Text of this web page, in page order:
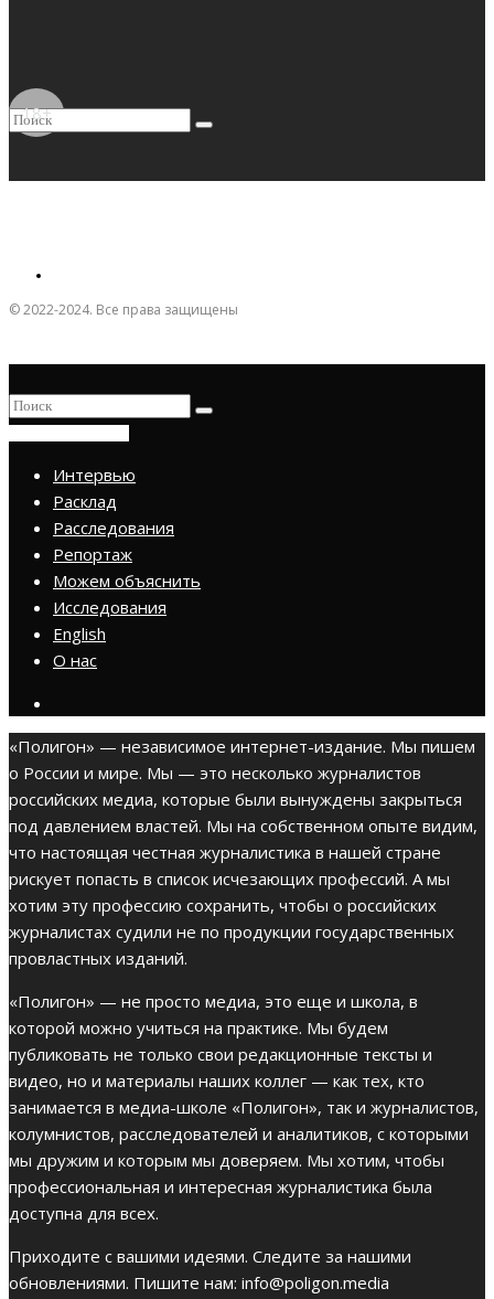
18+
© 2022-2024. Все права защищены
Интервью
Расклад
Расследования
Репортаж
Можем объяснить
Исследования
English
О нас
«Полигон» — независимое интернет-издание. Мы пишем
о России и мире. Мы — это несколько журналистов
российских медиа, которые были вынуждены закрыться
под давлением властей. Мы на собственном опыте видим,
что настоящая честная журналистика в нашей стране
рискует попасть в список исчезающих профессий. А мы
хотим эту профессию сохранить, чтобы о российских
журналистах судили не по продукции государственных
провластных изданий.
«Полигон» — не просто медиа, это еще и школа, в
которой можно учиться на практике. Мы будем
публиковать не только свои редакционные тексты и
видео, но и материалы наших коллег — как тех, кто
занимается в медиа-школе «Полигон», так и журналистов,
колумнистов, расследователей и аналитиков, с которыми
мы дружим и которым мы доверяем. Мы хотим, чтобы
профессиональная и интересная журналистика была
доступна для всех.
Приходите с вашими идеями. Следите за нашими
обновлениями. Пишите нам: info@poligon.media